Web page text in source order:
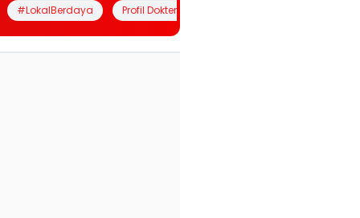
#LokalBerdaya Profil Dokter